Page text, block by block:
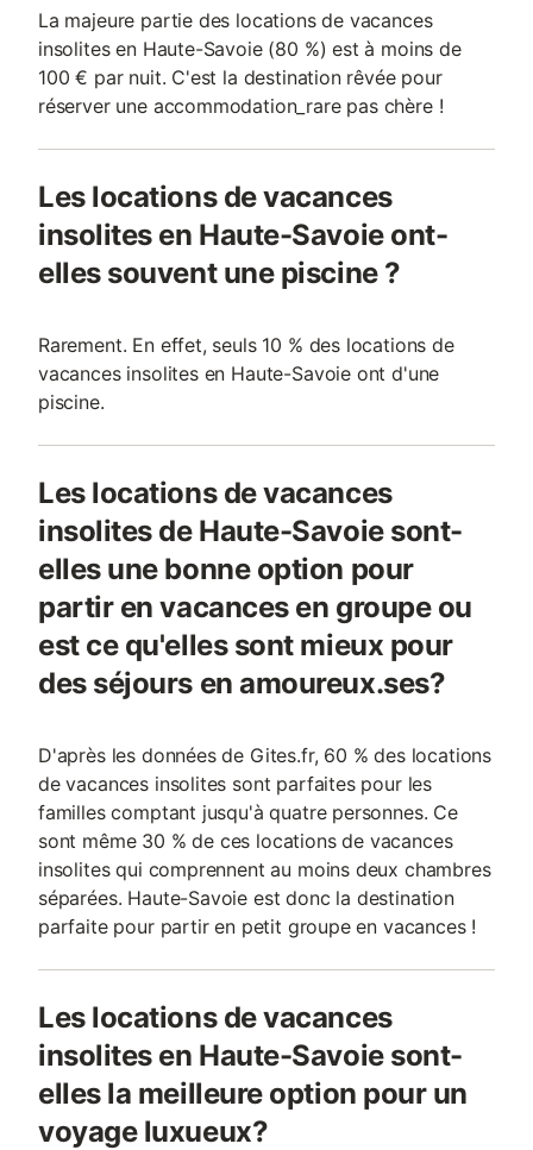
La majeure partie des locations de vacances
insolites en Haute-Savoie (80 %) est à moins de
100 € par nuit. C'est la destination rêvée pour
réserver une accommodation_rare pas chère !
Les locations de vacances
insolites en Haute-Savoie ont-
elles souvent une piscine ?
Rarement. En effet, seuls 10 % des locations de
vacances insolites en Haute-Savoie ont d'une
piscine.
Les locations de vacances
insolites de Haute-Savoie sont-
elles une bonne option pour
partir en vacances en groupe ou
est ce qu'elles sont mieux pour
des séjours en amoureux.ses?
D'après les données de Gites.fr, 60 % des locations
de vacances insolites sont parfaites pour les
familles comptant jusqu'à quatre personnes. Ce
sont même 30 % de ces locations de vacances
insolites qui comprennent au moins deux chambres
séparées. Haute-Savoie est donc la destination
parfaite pour partir en petit groupe en vacances !
Les locations de vacances
insolites en Haute-Savoie sont-
elles la meilleure option pour un
voyage luxueux?